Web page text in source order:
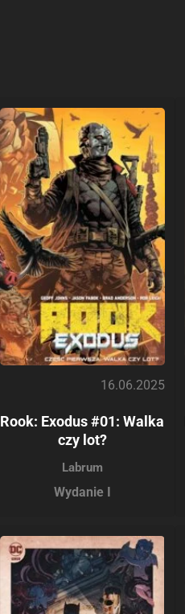
16.06.2025
Rook: Exodus #01: Walka
czy lot?
Labrum
Wydanie I